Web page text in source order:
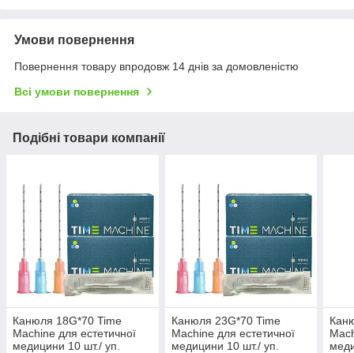
Умови повернення
Повернення товару впродовж 14 днів за домовленістю
Всі умови повернення
Подібні товари компанії
Канюля 18G*70 Time
Machine для естетичної
медицини 10 шт./ уп.
Канюля 23G*70 Time
Machine для естетичної
медицини 10 шт./ уп.